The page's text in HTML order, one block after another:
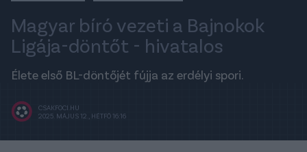
Magyar bíró vezeti a Bajnokok
Ligája-döntőt - hivatalos
Élete első BL-döntőjét fújja az erdélyi spori.
CSAKFOCI.HU
2025. MÁJUS 12., HÉTFŐ 16:16